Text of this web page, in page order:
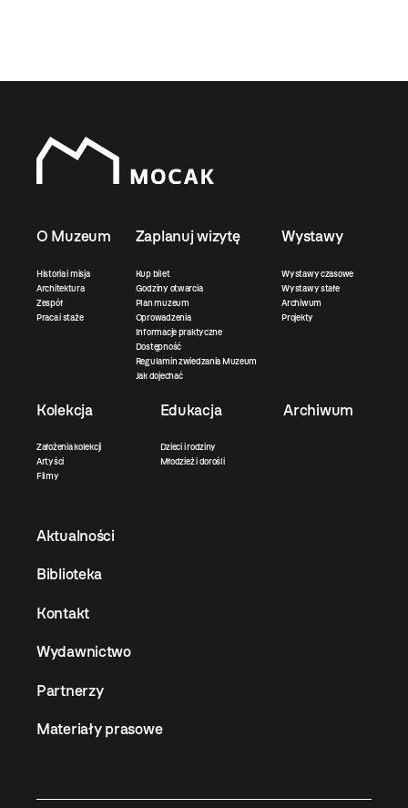
O Muzeum
Historia i misja
Architektura
Zespół
Praca i staże
Zaplanuj wizytę
Kup bilet
Godziny otwarcia
Plan muzeum
Oprowadzenia
Informacje praktyczne
Dostępność
Regulamin zwiedzania Muzeum
Jak dojechać
Wystawy
Wystawy czasowe
Wystawy stałe
Archiwum
Projekty
Kolekcja
Założenia kolekcji
Artyści
Filmy
Edukacja
Dzieci i rodziny
Młodzież i dorośli
Archiwum
Aktualności
Biblioteka
Kontakt
Wydawnictwo
Partnerzy
Materiały prasowe